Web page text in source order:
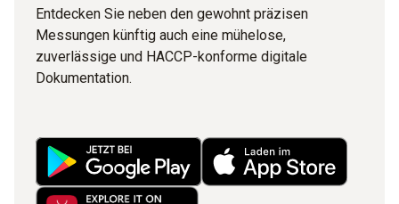
Entdecken Sie neben den gewohnt präzisen
Messungen künftig auch eine mühelose,
zuverlässige und HACCP-konforme digitale
Dokumentation.